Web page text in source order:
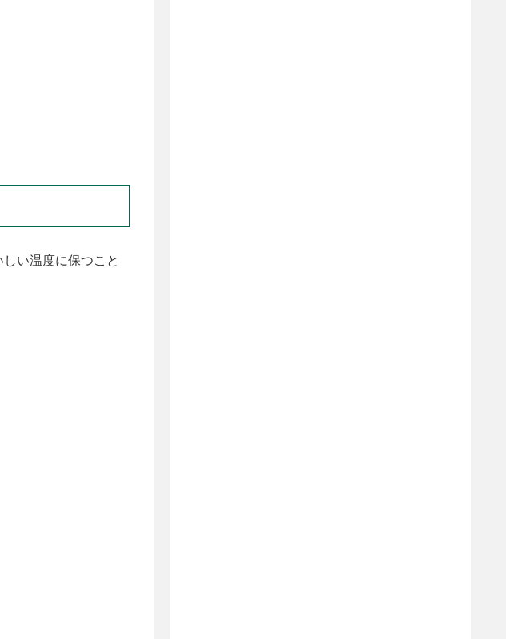
い温度に保つこと